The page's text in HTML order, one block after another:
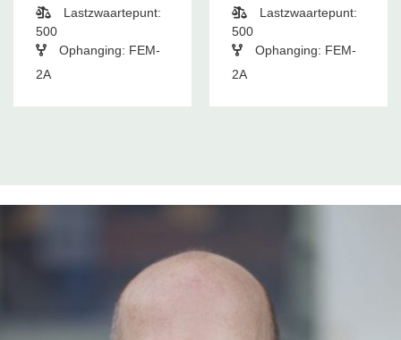
Lastzwaartepunt:
500
Ophanging: FEM-
2A
Lastzwaartepunt:
500
Ophanging: FEM-
2A